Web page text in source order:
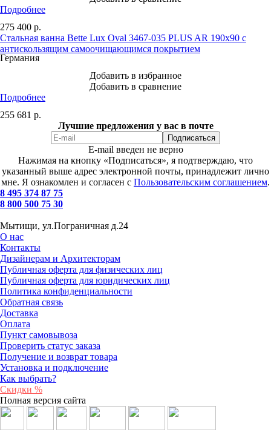
Подробнее
275 400 р.
Стальная ванна Bette Lux Oval 3467-035 PLUS AR 190x90 с
антискользящим самоочищающимся покрытием
Германия
Добавить в избранное
Добавить в сравнение
Подробнее
255 681 р.
Лучшие предложения у вас в почте
E-mail введен не верно
Нажимая на кнопку «Подписаться», я подтверждаю, что
указанный выше адрес электронной почты, принадлежит лично
мне. Я ознакомлен и согласен с Пользовательским соглашением.
8 495 374 87 75
8 800 500 75 30
Мытищи, ул.Пограничная д.24
О нас
Контакты
Дизайнерам и Архитекторам
Публичная оферта для физических лиц
Публичная оферта для юридических лиц
Политика конфиденциальности
Обратная связь
Доставка
Оплата
Пункт самовывоза
Проверить статус заказа
Получение и возврат товара
Установка и подключение
Как выбрать?
Скидки %
Полная версия сайта